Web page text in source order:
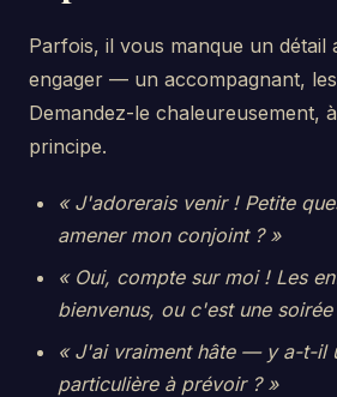
Parfois, il vous manque un détail
engager — un accompagnant,
Demandez-le chaleureusement,
principe.
« J'adorerais venir ! Petite
amener mon conjoint ? »
« Oui, compte sur moi ! Les
bienvenus, ou c'est une
« J'ai vraiment hâte — y a-t-il
particulière à prévoir ? »